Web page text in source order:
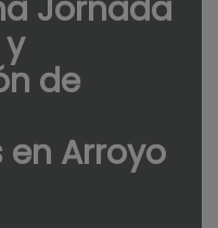
Jornada
de
Arroyo